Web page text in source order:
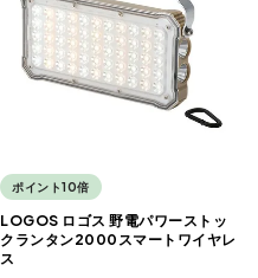
ポイント10倍
LOGOS ロゴス 野電パワーストッ
クランタン2000スマートワイヤレ
ス